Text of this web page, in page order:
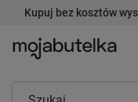
Kupuj bez kosztów